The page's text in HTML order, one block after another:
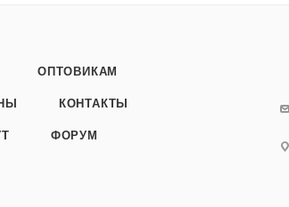
ОПТОВИКАМ
КОНТАКТЫ
ФОРУМ